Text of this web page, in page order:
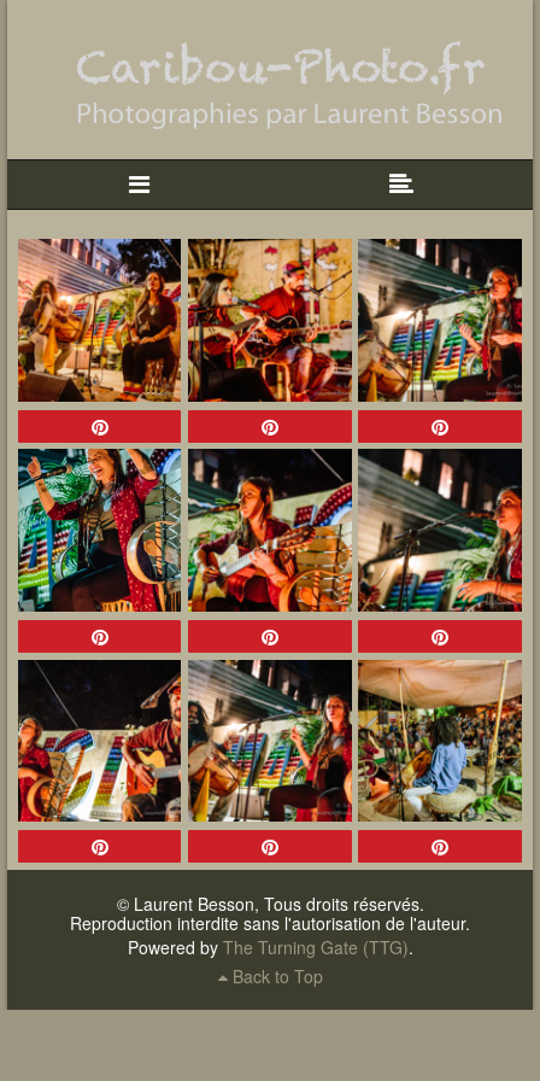
© Laurent Besson, Tous droits réservés.
Reproduction interdite sans l'autorisation de l'auteur.
Powered by The Turning Gate (TTG).
Back to Top